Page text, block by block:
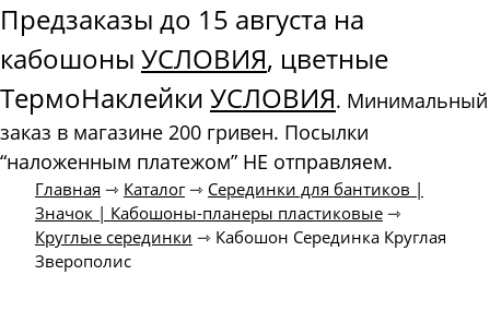
Предзаказы до 15 августа на
кабошоны УСЛОВИЯ, цветные
ТермоНаклейки УСЛОВИЯ. Минимальный
заказ в магазине 200 гривен. Посылки
“наложенным платежом” НЕ отправляем.
Главная ⇾ Каталог⇾ Серединки для бантиков |
Значок | Кабошоны-планеры пластиковые ⇾
Круглые серединки ⇾ Кабошон Серединка Круглая
Зверополис